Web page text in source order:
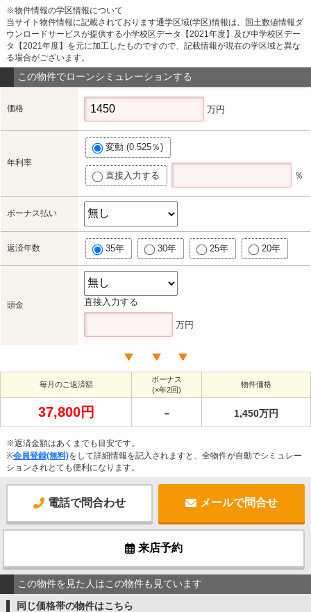
※物件情報の学区情報について
当サイト物件情報に記載されております通学区域(学区)情報は、国土数値情報ダ
ウンロードサービスが提供する小学校区データ【2021年度】及び中学校区デー
タ【2021年度】を元に加工したものですので、記載情報が現在の学区域と異な
る場合がございます。
この物件でローンシミュレーションする
価格 万円
年利率
変動 (0.525％)
直接入力する ％
ボーナス払い
返済年数 35年 30年 25年 20年
頭金 直接入力する
万円
毎月のご返済額
ボーナス
(×年2回)
物件価格
37,800円 － 1,450万円
※返済金額はあくまでも目安です。
※会員登録(無料)をして詳細情報を記入されますと、全物件が自動でシミュレー
ションされとても便利になります。
電話で問合わせ メールで問合せ
来店予約
この物件を見た人はこの物件も見ています
同じ価格帯の物件はこちら